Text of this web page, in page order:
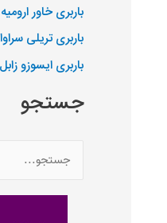
باربری خاور ارومیه
باربری تریلی
باربری ایسوزو
جستجو